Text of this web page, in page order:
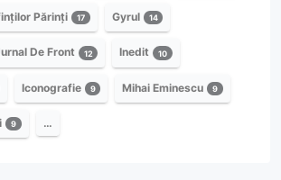
Părinți 17 Gyrul 14
De Front 12 Inedit 10
Iconografie 9 Mihai Eminescu 9
9 …